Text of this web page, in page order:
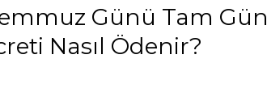
Günü Tam Gün
Nasıl Ödenir?